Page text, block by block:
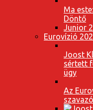
Ma
Döntő
Junior
Eurovízió
Joost
sértett
ügy
Az